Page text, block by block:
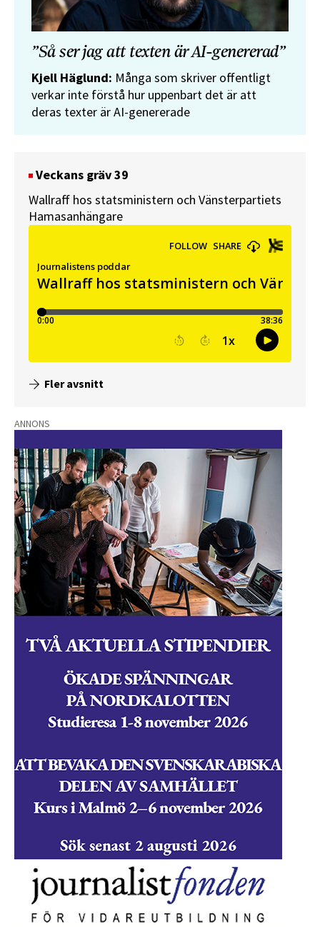
”Så ser jag att texten är AI-genererad”
Kjell Häglund: Många som skriver offentligt
verkar inte förstå hur uppenbart det är att
deras texter är AI-genererade
Veckans gräv 39
Wallraff hos statsministern och Vänsterpartiets
Hamasanhängare
Fler avsnitt
ANNONS